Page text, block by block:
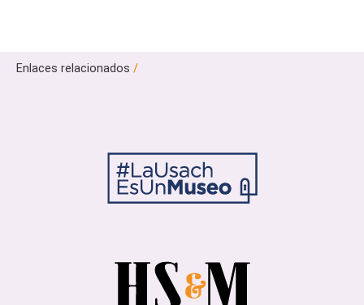
Enlaces relacionados /